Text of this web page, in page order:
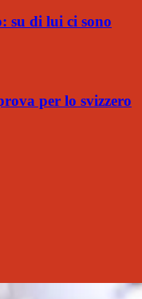
su di lui ci sono
per lo svizzero